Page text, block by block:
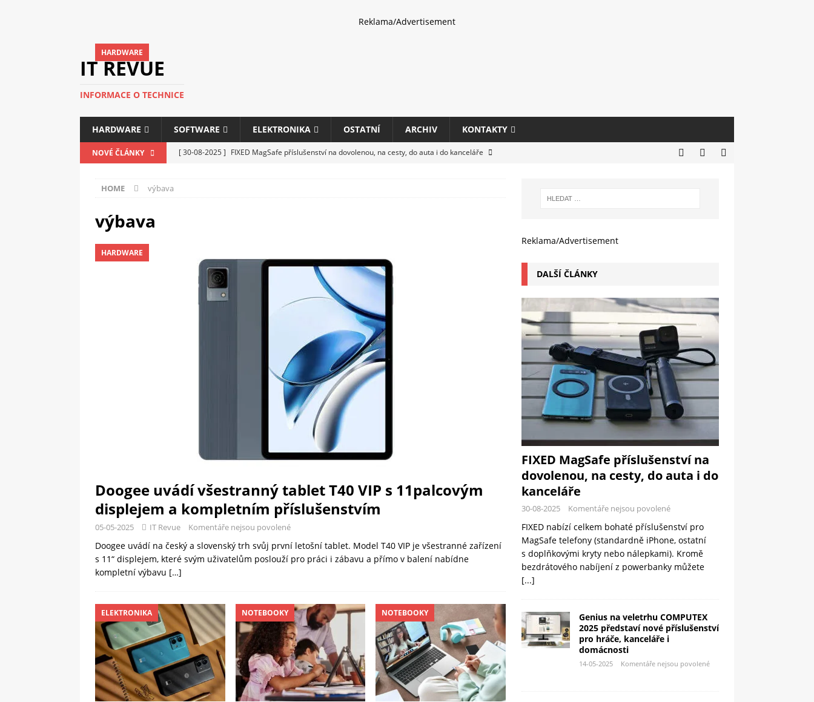
Reklama/Advertisement
IT REVUE
INFORMACE O TECHNICE
HARDWARE SOFTWARE ELEKTRONIKA OSTATNÍ ARCHIV KONTAKTY
NOVÉ ČLÁNKY [ 30-08-2025 ] FIXED MagSafe příslušenství na dovolenou, na cesty, do auta i do kanceláře
[ 09-05-2025 ]
Domácí pec na pizzu Cuisinart CPZ-120 promění vaši kuchyň na italskou pizzerii
OSTATNÍ
Blockchain a růst krypto kasin: Co by měli vědět milovníci technologií
HOME výbava
výbava
HARDWARE
Doogee uvádí všestranný tablet T40 VIP s 11palcovým
displejem a kompletním příslušenstvím
05-05-2025 IT Revue Komentáře nejsou povolené
Doogee uvádí na český a slovenský trh svůj první letošní tablet. Model T40 VIP je všestranné zařízení
s 11“ displejem, které svým uživatelům poslouží pro práci i zábavu a přímo v balení nabídne
kompletní výbavu […]
ELEKTRONIKA NOTEBOOKY NOTEBOOKY
HARDWARE
Reklama/Advertisement
DALŠÍ ČLÁNKY
FIXED MagSafe příslušenství na
dovolenou, na cesty, do auta i do
kanceláře
30-08-2025 Komentáře nejsou povolené
FIXED nabízí celkem bohaté příslušenství pro
MagSafe telefony (standardně iPhone, ostatní
s doplňkovými kryty nebo nálepkami). Kromě
bezdrátového nabíjení z powerbanky můžete
[...]
Genius na veletrhu COMPUTEX
2025 představí nové příslušenství
pro hráče, kanceláře i
domácnosti
14-05-2025 Komentáře nejsou povolené